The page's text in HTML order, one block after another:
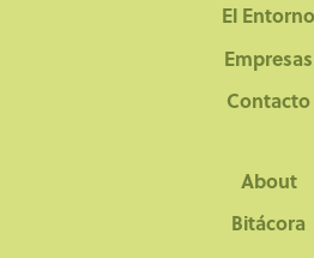
El Entorno
Empresas
Contacto
About
Bitácora